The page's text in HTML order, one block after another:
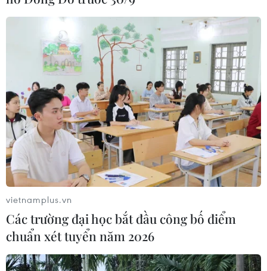
vietnamplus.vn
Các trường đại học bắt đầu công bố điểm
chuẩn xét tuyển năm 2026